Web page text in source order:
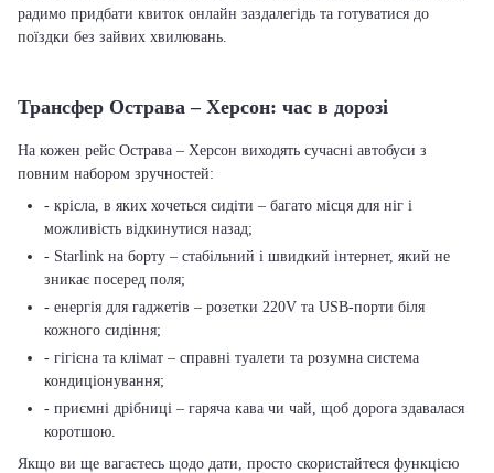
радимо придбати квиток онлайн заздалегідь та готуватися до
поїздки без зайвих хвилювань.
Трансфер Острава – Херсон: час в дорозі
На кожен рейс Острава – Херсон виходять сучасні автобуси з
повним набором зручностей:
- крісла, в яких хочеться сидіти – багато місця для ніг і
можливість відкинутися назад;
- Starlink на борту – стабільний і швидкий інтернет, який не
зникає посеред поля;
- енергія для гаджетів – розетки 220V та USB-порти біля
кожного сидіння;
- гігієна та клімат – справні туалети та розумна система
кондиціонування;
- приємні дрібниці – гаряча кава чи чай, щоб дорога здавалася
коротшою.
Якщо ви ще вагаєтесь щодо дати, просто скористайтеся функцією